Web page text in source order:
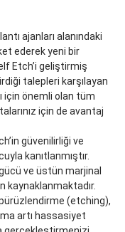
ajanları alanındaki
ederek yeni bir
Etch’i geliştirmiş
talepleri karşılayan
için önemli olan tüm
için de avantaj
güvenilirliği ve
kanıtlanmıştır.
ve üstün marjinal
kaynaklanmaktadır.
(etching),
artı hassasiyet